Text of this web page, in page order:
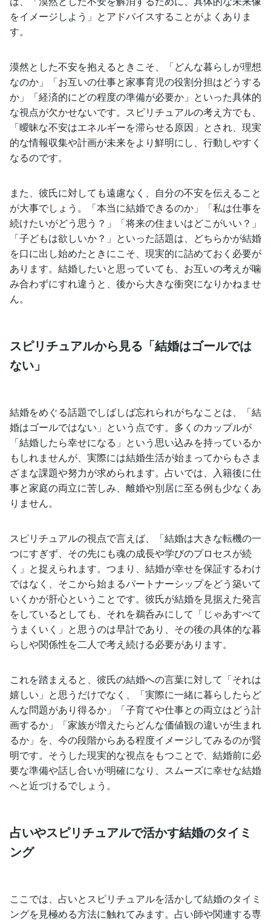
をイメージしよう」とアドバイスすることがよくありま
す。
漠然とした不安を抱えるときこそ、「どんな暮らしが理想
なのか」「お互いの仕事と家事育児の役割分担はどうする
か」「経済的にどの程度の準備が必要か」といった具体的
な視点が欠かせないです。スピリチュアルの考え方でも、
「曖昧な不安はエネルギーを滞らせる原因」とされ、現実
的な情報収集や計画が未来をより鮮明にし、行動しやすく
なるのです。
また、彼氏に対しても遠慮なく、自分の不安を伝えること
が大事でしょう。「本当に結婚できるのか」「私は仕事を
続けたいがどう思う？」「将来の住まいはどこがいい？」
「子どもは欲しいか？」といった話題は、どちらかが結婚
を口に出し始めたときにこそ、現実的に詰めておく必要が
あります。結婚したいと思っていても、お互いの考えが噛
み合わずにすれ違うと、後から大きな衝突になりかねませ
ん。
スピリチュアルから見る「結婚はゴールでは
ない」
結婚をめぐる話題でしばしば忘れられがちなことは、「結
婚はゴールではない」という点です。多くのカップルが
「結婚したら幸せになる」という思い込みを持っているか
もしれませんが、実際には結婚生活が始まってからもさま
ざまな課題や努力が求められます。占いでは、入籍後に仕
事と家庭の両立に苦しみ、離婚や別居に至る例も少なくあ
りません。
スピリチュアルの視点で言えば、「結婚は大きな転機の一
つにすぎず、その先にも魂の成長や学びのプロセスが続
く」と捉えられます。つまり、結婚が幸せを保証するわけ
ではなく、そこから始まるパートナーシップをどう築いて
いくかが肝心ということです。彼氏が結婚を見据えた発言
をしているとしても、それを鵜呑みにして「じゃあすべて
うまくいく」と思うのは早計であり、その後の具体的な暮
らしや関係性を二人で考え続ける必要があります。
これを踏まえると、彼氏の結婚への言葉に対して「それは
嬉しい」と思うだけでなく、「実際に一緒に暮らしたらど
んな問題があり得るか」「子育てや仕事との両立はどう計
画するか」「家族が増えたらどんな価値観の違いが生まれ
るか」を、今の段階からある程度イメージしてみるのが賢
明です。そうした現実的な視点をもつことで、結婚前に必
要な準備や話し合いが明確になり、スムーズに幸せな結婚
へと近づけるでしょう。
占いやスピリチュアルで活かす結婚のタイミ
ング
ここでは、占いとスピリチュアルを活かして結婚のタイミ
ングを見極める方法に触れてみます。占い師や関連する専